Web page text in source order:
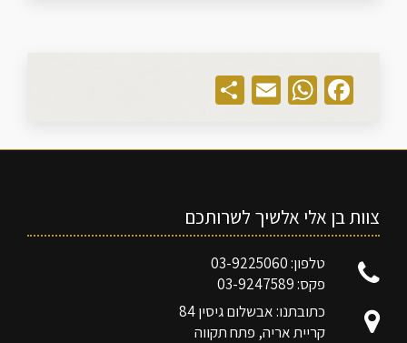
Facebook
WhatsApp
Email
צוות בן אלי אלשיך לשרותכם
טלפון: 03-9225060
פקס: 03-9247589
כתובתנו: אבשלום גיסין 84
קריית אריה, פתח תקווה